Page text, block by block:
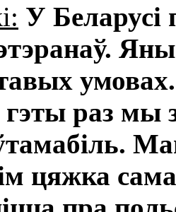
У Беларусі
раз мы
цяжка